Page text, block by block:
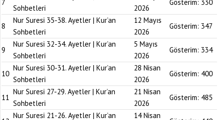
7
Sohbetleri
2026
Gösterim: 330
8
Nur Suresi 35-38. Ayetler | Kur’an
Sohbetleri
12 Mayıs
2026
Gösterim: 347
9
Nur Suresi 32-34. Ayetler | Kur’an
Sohbetleri
5 Mayıs
2026
Gösterim: 334
10
Nur Suresi 30-31. Ayetler | Kur’an
Sohbetleri
28 Nisan
2026
Gösterim: 400
11
Nur Suresi 27-29. Ayetler | Kur’an
Sohbetleri
21 Nisan
2026
Gösterim: 485
Nur Suresi 21-26. Ayetler | Kur’an
14 Nisan